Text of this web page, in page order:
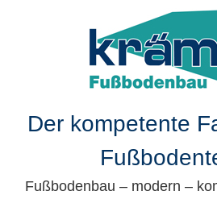
Der kompetente
Fußbodenbau – modern –